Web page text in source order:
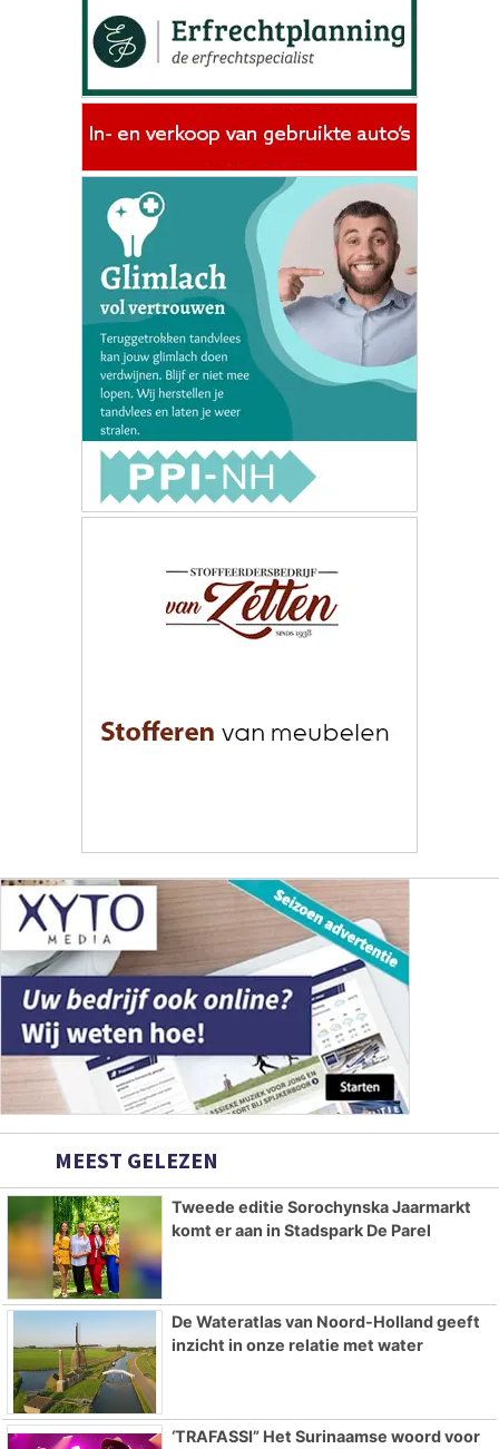
MEEST GELEZEN
Tweede editie Sorochynska Jaarmarkt
komt er aan in Stadspark De Parel
De Wateratlas van Noord-Holland geeft
inzicht in onze relatie met water
‘TRAFASSI” Het Surinaamse woord voor